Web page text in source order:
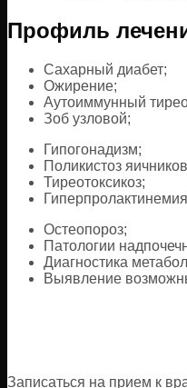
Профиль
Сахарный диабет;
Ожирение;
Аутоиммунный
Зоб узловой;
Гипогонадизм;
Поликистоз
Тиреотоксикоз;
Остеопороз;
Патологии
Диагностика
Выявление
Записаться на прием к